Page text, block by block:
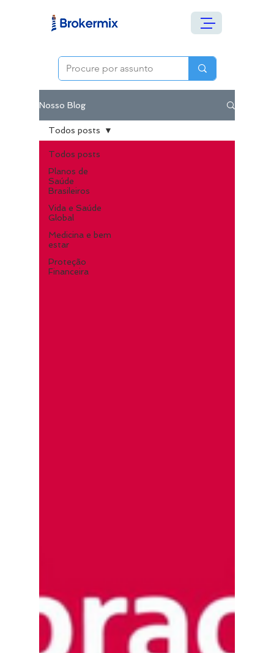
Nosso Blog
Todos posts
Planos de
Saúde
Brasileiros
Vida e Saúde
Global
Medicina e bem
estar
Proteção
Financeira
Todos posts